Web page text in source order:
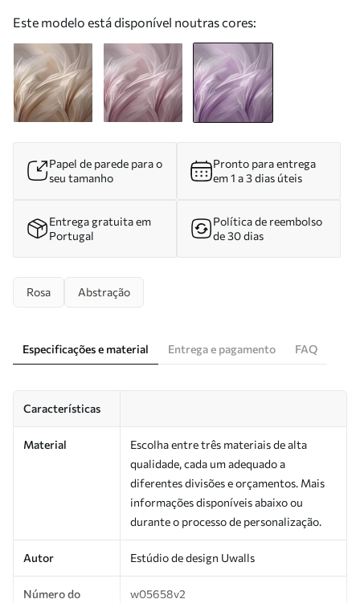
Este modelo está disponível noutras cores:
Papel de parede para o
seu tamanho
Pronto para entrega
em 1 a 3 dias úteis
Entrega gratuita em
Portugal
Política de reembolso
de 30 dias
Rosa Abstração
Especificações e material Entrega e pagamento FAQ
Características
Material
Escolha entre três materiais de alta
qualidade, cada um adequado a
diferentes divisões e orçamentos. Mais
informações disponíveis abaixo ou
durante o processo de personalização.
Autor Estúdio de design Uwalls
Número do
w05658v2